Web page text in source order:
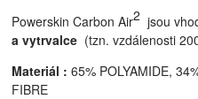
Powerskin Carbon Air2 jsou
a vytrvalce (tzn. vzdálenosti
Materiál :65% POLYAMIDE,
FIBRE